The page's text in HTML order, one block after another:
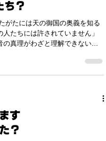
れに対してイエスは、 １）結
勝手に振る舞っていいものでは
で、その人の価値を判断しては
いにしても、神のためにそれを
ち？
がたには天の御国の奥義を知る
たちには許されていません」
の真理がわざと理解できないよ
13節でその理由を述べておられ
話すのは、彼らは見てはいるが
イエスの方から人々が理解でき
いうことになります。 イエス
スを神として見て、イエスを
主 (メシア) だと悟ることで
す
？